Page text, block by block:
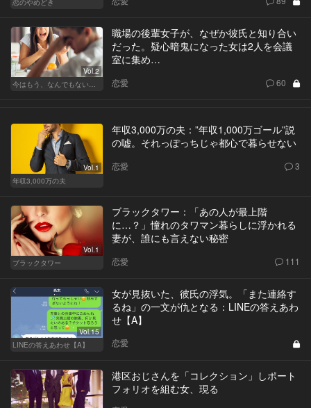
恋のやめどき
Vol.2
今はもう、なんでもないから
職場の後輩女子が、なぜか彼氏と知り合い
だった。疑心暗鬼になった女は2人を会議
室に集め…
恋愛 60
Vol.1
年収3,000万の夫
年収3,000万の夫：”年収1,000万ゴール”説
の嘘。それっぽっちじゃ都心で暮らせない
恋愛 3
Vol.1
ブラックタワー
ブラックタワー：「あの人が最上階
に…？」憧れのタワマン暮らしに浮かれる
妻が、誰にも言えない秘密
恋愛 111
Vol.15
LINEの答えあわせ【A】
女が見抜いた、彼氏の浮気。「また連絡す
るね」の一文が仇となる：LINEの答えあわ
せ【A】
恋愛
港区おじさんを「コレクション」しポート
フォリオを組む女、現る